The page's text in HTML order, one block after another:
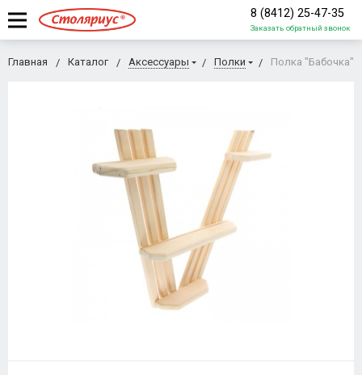
8 (8412) 25-47-35
Заказать обратный звонок
Главная Каталог Аксессуары Полки Полка "Бабочка"